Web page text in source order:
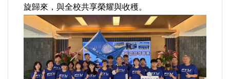
自然/地理/景觀/地球
都市發展與都市建設
財務金融/稅制改革
旋歸來，與全校共享榮耀與收穫。